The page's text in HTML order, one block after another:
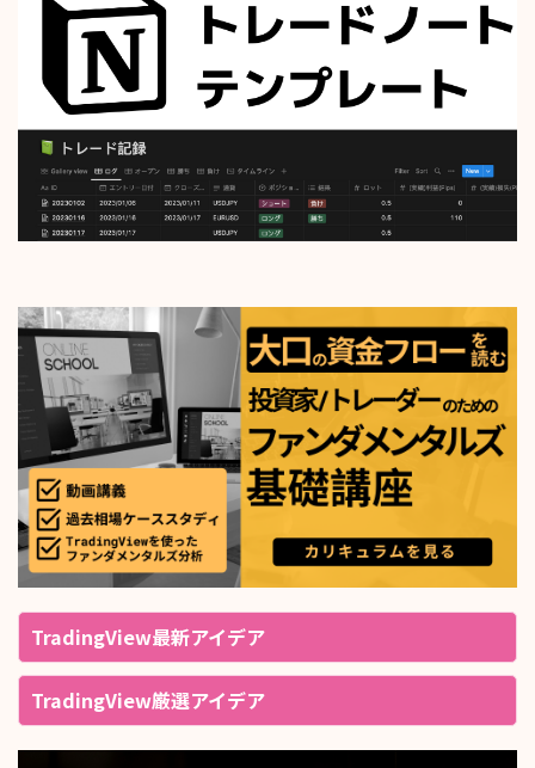
TradingView最新アイデア
TradingView厳選アイデア